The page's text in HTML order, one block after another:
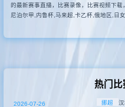
的最新赛事直播，比赛录像，比赛视频下
尼泊尔甲,内鲁杯,马来超,卡乙杯,俄地区,日
热门比
挪超
2026-07-26